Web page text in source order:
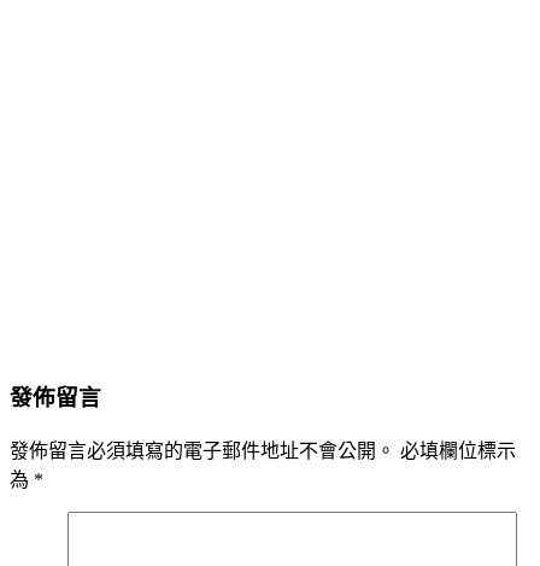
發佈留言
發佈留言必須填寫的電子郵件地址不會公開。 必填欄位標示
為 *